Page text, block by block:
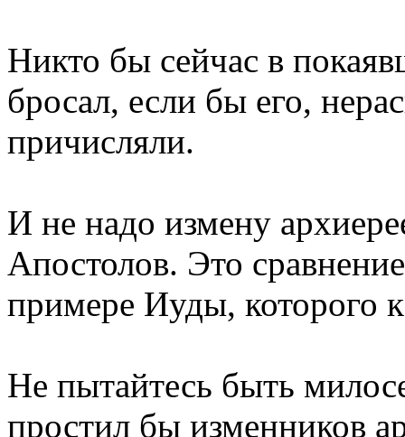
Никто бы сейчас в
бросал, если бы его,
причисляли.
И не надо измену
Апостолов. Это
примере Иуды, которого
Не пытайтесь быть
простил бы изменников